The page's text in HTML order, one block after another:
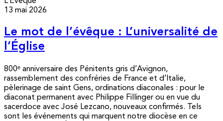
13 mai 2026
Le mot de l’évêque : L’universalité de
l’Église
800ᵉ anniversaire des Pénitents gris d’Avignon,
rassemblement des confréries de France et d’Italie,
pèlerinage de saint Gens, ordinations diaconales : pour le
diaconat permanent avec Philippe Fillinger ou en vue du
sacerdoce avec José Lezcano, nouveaux confirmés. Tels
sont les événements qui marquent notre diocèse en ce